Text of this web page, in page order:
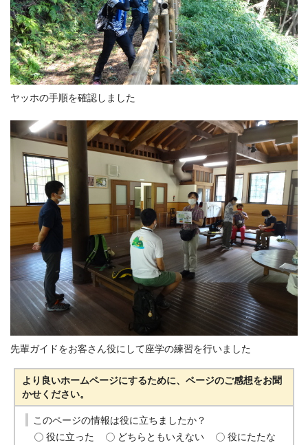
ヤッホの手順を確認しました
先輩ガイドをお客さん役にして座学の練習を行いました
より良いホームページにするために、ページのご感想をお聞
かせください。
このページの情報は役に立ちましたか？
役に立った
どちらともいえない
役にたたな